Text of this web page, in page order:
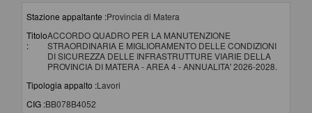
Stazione appaltante :Provincia di Matera
Titolo
:
ACCORDO QUADRO PER LA MANUTENZIONE
STRAORDINARIA E MIGLIORAMENTO DELLE CONDIZIONI
DI SICUREZZA DELLE INFRASTRUTTURE VIARIE DELLA
PROVINCIA DI MATERA - AREA 4 - ANNUALITA' 2026-2028.
Tipologia appalto :Lavori
CIG :BB078B4052